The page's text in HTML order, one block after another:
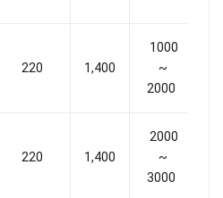
220 1,400
1000
~
2000
220 1,400
2000
~
3000